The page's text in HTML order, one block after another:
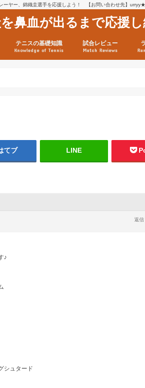
ーヤー、錦織圭選手を応援しよう！ 【お問い合わせ先】
鼻血が出るまで応援
テニスの基礎知識
Knowledge of Tennis
試合レビュー
Match Reviews
てブ LINE
返信
♪
シュタード